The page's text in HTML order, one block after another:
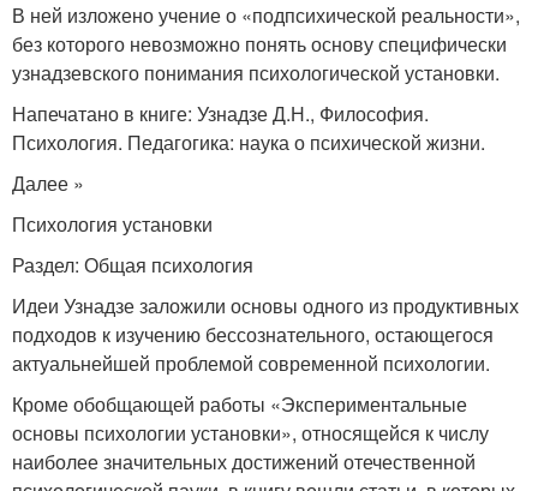
В ней изложено учение о «подпсихической реальности»,
без которого невозможно понять основу специфически
узнадзевского понимания психологической установки.
Напечатано в книге: Узнадзе Д.Н., Философия.
Психология. Педагогика: наука о психической жизни.
Далее »
Психология установки
Раздел: Общая психология
Идеи Узнадзе заложили основы одного из продуктивных
подходов к изучению бессознательного, остающегося
актуальнейшей проблемой современной психологии.
Кроме обобщающей работы «Экспериментальные
основы психологии установки», относящейся к числу
наиболее значительных достижений отечественной